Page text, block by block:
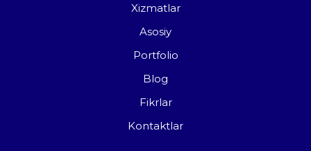
Xizmatlar
Asosiy
Portfolio
Blog
Fikrlar
Kontaktlar